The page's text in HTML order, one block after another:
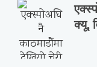
क्यू,